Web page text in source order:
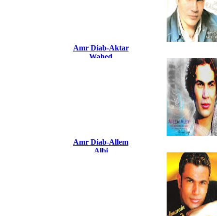
Amr Diab-Aktar
Wahed
Amr Diab-Allem
Albi